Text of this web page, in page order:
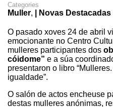
Categories
Muller, | Novas Destacadas
O pasado xoves 24 de abril
emocionante no Centro
mulleres participantes dos
cóidome” e a súa
presentaron o libro
igualdade”.
O salón de actos encheuse
destas mulleres anónimas,